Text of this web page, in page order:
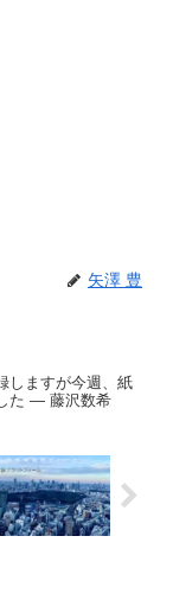
矢澤 豊
しますが今週、紙
た ― 藤沢数希